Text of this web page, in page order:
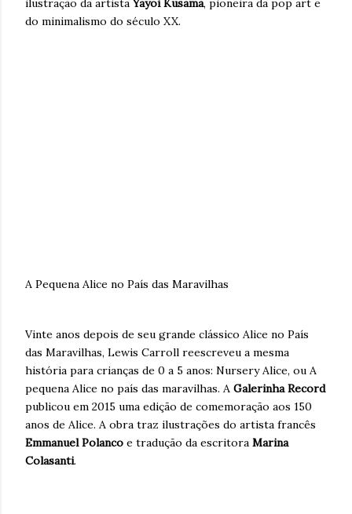
ilustração da artistaYayoi Kusama, pioneira da pop art e
do minimalismo do século XX.
A Pequena Alice no País das Maravilhas
Vinte anos depois de seu grande clássico Alice no País
das Maravilhas, Lewis Carroll reescreveu a mesma
história para crianças de 0 a 5 anos: Nursery Alice, ou A
pequena Alice no país das maravilhas. A Galerinha Record
publicou em 2015 uma edição de comemoração aos 150
anos de Alice. A obra traz ilustrações do artista francês
Emmanuel Polanco e tradução da escritora Marina
Colasanti.